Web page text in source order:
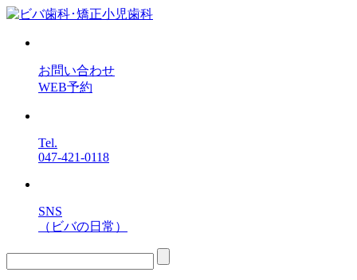
お問い合わせ
WEB予約
Tel.
047-421-0118
SNS
（ビバの日常）